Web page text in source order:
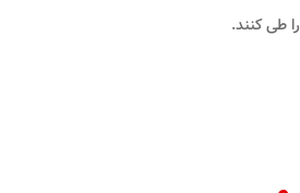
را طی کنند.